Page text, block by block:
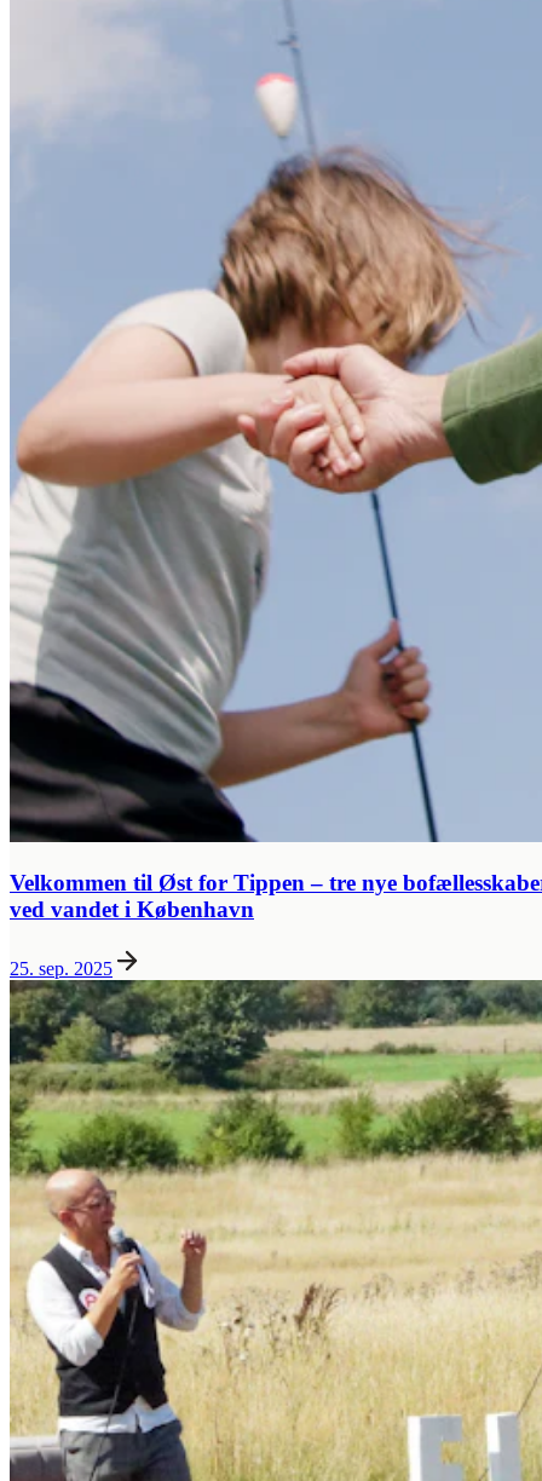
Velkommen til Øst for Tippen – tre nye
ved vandet i København
25. sep. 2025